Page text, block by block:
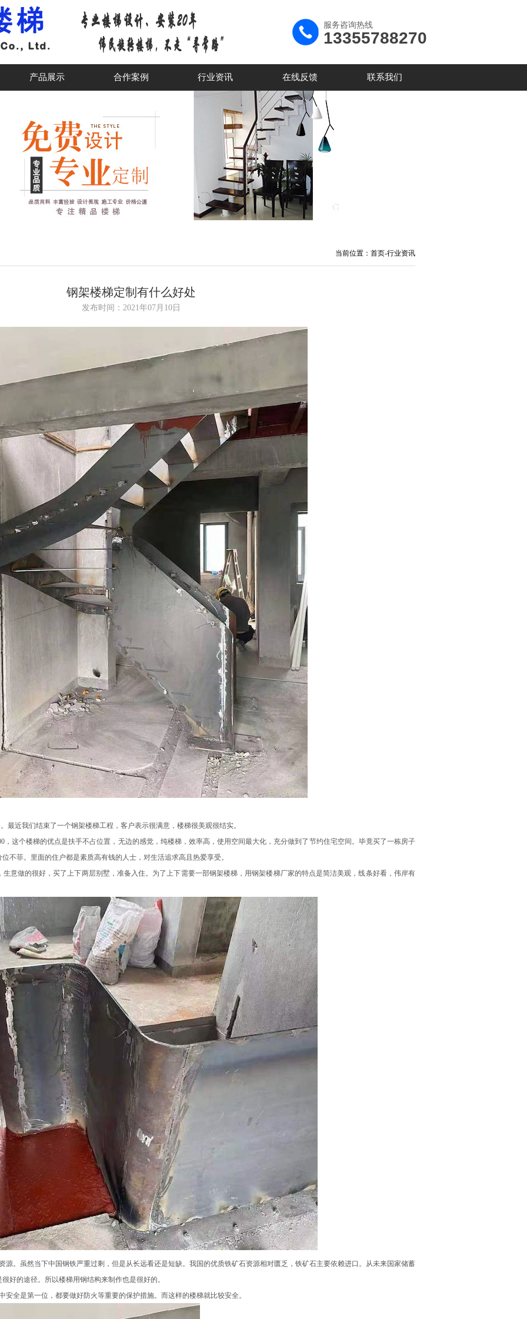
服务咨询热线
13355788270
产品展示 合作案例 行业资讯 在线反馈 联系我们
当前位置： 首页-行业资讯
钢架楼梯定制有什么好处
发布时间：2021年07月10日
最近我们结束了一个钢架楼梯工程，客户表示很满意，楼梯很美观很结实。
，这个楼梯的优点是扶手不占位置，无边的感觉，纯楼梯，效率高，使用空间最大化，充分做到了节约住宅空间。毕竟买了一栋房子
不菲。里面的住户都是素质高有钱的人士，对生活追求高且热爱享受。
意做的很好，买了上下两层别墅，准备入住。为了上下需要一部钢架楼梯，用钢架楼梯厂家的特点是简洁美观，线条好看，伟岸有
源。虽然当下中国钢铁严重过剩，但是从长远看还是短缺。我国的优质铁矿石资源相对匮乏，铁矿石主要依赖进口。从未来国家储蓄
好的途径。所以楼梯用钢结构来制作也是很好的。
安全是第一位，都要做好防火等重要的保护措施。而这样的楼梯就比较安全。